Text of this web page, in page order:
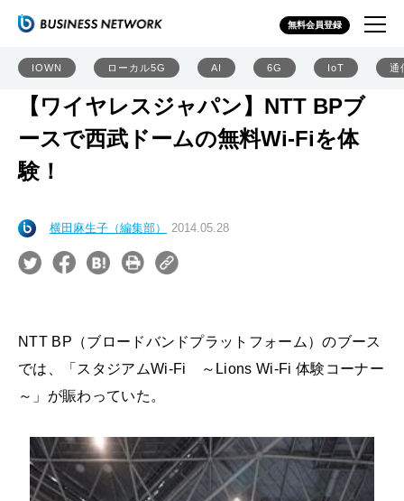
無料会員登録
IOWN ローカル5G AI 6G IoT 通
【ワイヤレスジャパン】NTT BPブ
ースで西武ドームの無料Wi-Fiを体
験！
横田麻生子（編集部） 2014.05.28
NTT BP（ブロードバンドプラットフォーム）のブース
では、「スタジアムWi-Fi ～Lions Wi-Fi 体験コーナー
～」が賑わっていた。